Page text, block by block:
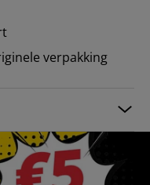
verpakking